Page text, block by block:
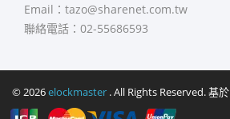
Email： tazo@sharenet.com.tw
聯絡電話：02-55686593
© 2026elockmaster . All Rights Reserved. 基於